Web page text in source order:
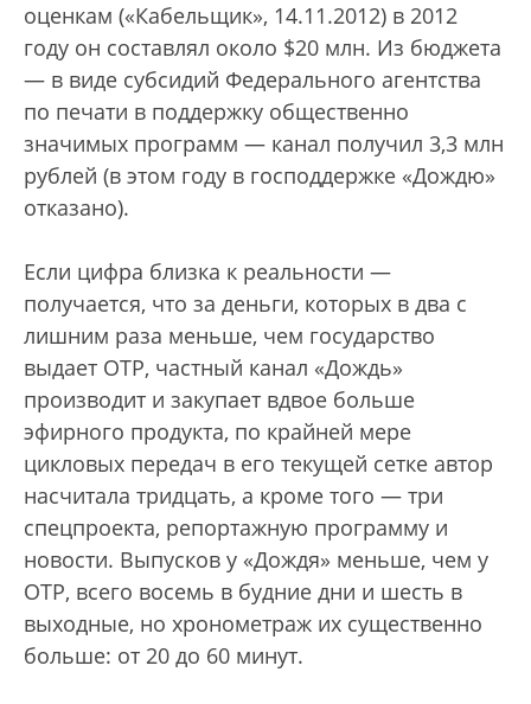
оценкам («Кабельщик», 14.11.2012) в 2012
году он составлял около $20 млн. Из бюджета
— в виде субсидий Федерального агентства
по печати в поддержку общественно
значимых программ — канал получил 3,3 млн
рублей (в этом году в господдержке «Дождю»
отказано).
Если цифра близка к реальности —
получается, что за деньги, которых в два с
лишним раза меньше, чем государство
выдает ОТР, частный канал «Дождь»
производит и закупает вдвое больше
эфирного продукта, по крайней мере
цикловых передач в его текущей сетке автор
насчитала тридцать, а кроме того — три
спецпроекта, репортажную программу и
новости. Выпусков у «Дождя» меньше, чем у
ОТР, всего восемь в будние дни и шесть в
выходные, но хронометраж их существенно
больше: от 20 до 60 минут.